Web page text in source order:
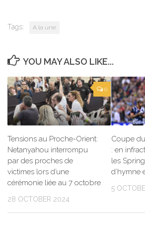
Tags: A la une
YOU MAY ALSO LIKE...
0
Tensions au Proche-Orient:
Netanyahou interrompu
par des proches de
victimes lors d’une
cérémonie liée au 7 octobre
28 OCTOBER 2024
Coupe
: en
les
d’hymne
5